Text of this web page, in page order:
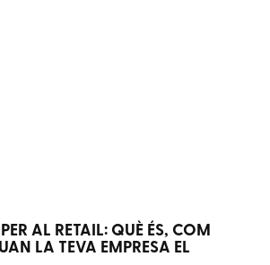
AL RETAIL: QUÈ ÉS, COM
LA TEVA EMPRESA EL